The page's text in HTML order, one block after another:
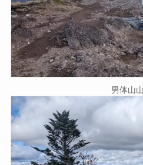
男体山